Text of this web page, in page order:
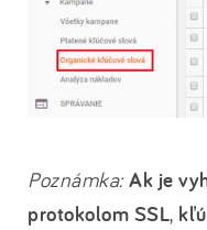
Poznámka:Ak je
protokolom SSL,